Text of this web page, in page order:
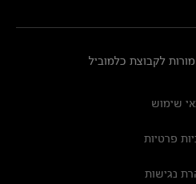
לקבוצת כלמוביל
שימוש
פרטיות
נגישות